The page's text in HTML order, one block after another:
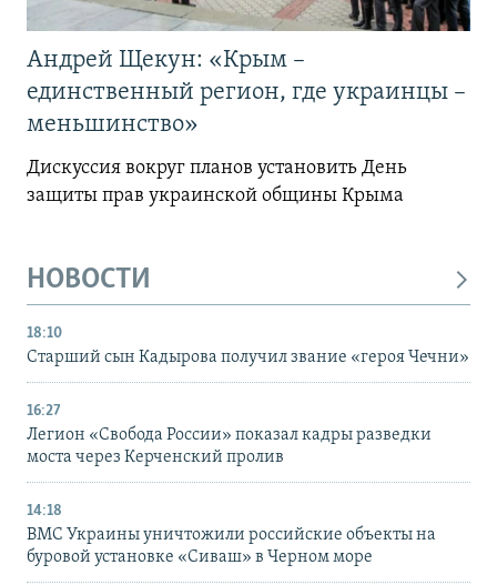
Андрей Щекун: «Крым –
единственный регион, где украинцы –
меньшинство»
Дискуссия вокруг планов установить День
защиты прав украинской общины Крыма
НОВОСТИ
18:10
Старший сын Кадырова получил звание «героя Чечни»
16:27
Легион «Свобода России» показал кадры разведки
моста через Керченский пролив
14:18
ВМС Украины уничтожили российские объекты на
буровой установке «Сиваш» в Черном море